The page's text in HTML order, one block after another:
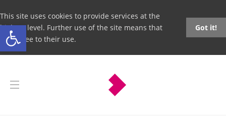
Open toolbar
This site uses cookies to provide services at the
highest level. Further use of the site means that
you agree to their use.
Got it!